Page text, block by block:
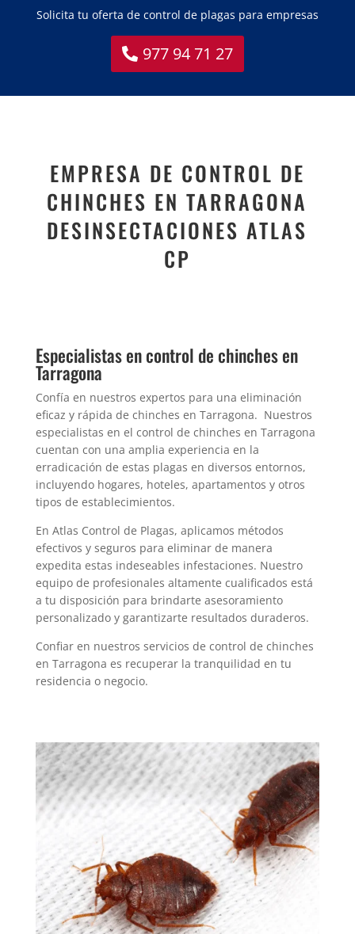
Solicita tu oferta de control de plagas para empresas
977 94 71 27
EMPRESA DE CONTROL DE
CHINCHES EN TARRAGONA
DESINSECTACIONES ATLAS
CP
Especialistas en control de chinches en
Tarragona
Confía en nuestros expertos para una eliminación
eficaz y rápida de chinches en Tarragona. Nuestros
especialistas en el control de chinches en Tarragona
cuentan con una amplia experiencia en la
erradicación de estas plagas en diversos entornos,
incluyendo hogares, hoteles, apartamentos y otros
tipos de establecimientos.
En Atlas Control de Plagas, aplicamos métodos
efectivos y seguros para eliminar de manera
expedita estas indeseables infestaciones. Nuestro
equipo de profesionales altamente cualificados está
a tu disposición para brindarte asesoramiento
personalizado y garantizarte resultados duraderos.
Confiar en nuestros servicios de control de chinches
en Tarragona es recuperar la tranquilidad en tu
residencia o negocio.